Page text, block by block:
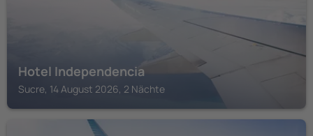
Hotel Independencia
Sucre, 14 August 2026, 2 Nächte